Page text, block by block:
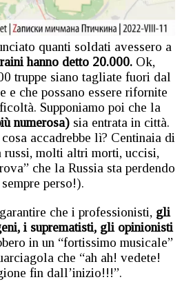
quanti soldati avessero a
hanno detto 20.000. Ok,
truppe siano tagliate fuori dal
e che possano essere rifornite
Supponiamo poi che la
numerosa) sia entrata in città.
accadrebbe lì? Centinaia di
molti altri morti, uccisi,
che la Russia sta perdendo
perso!).
che i professionisti, gli
i suprematisti, gli opinionisti
in un “fortissimo musicale”
che “ah ah! vedete!
fin dall’inizio!!!”.